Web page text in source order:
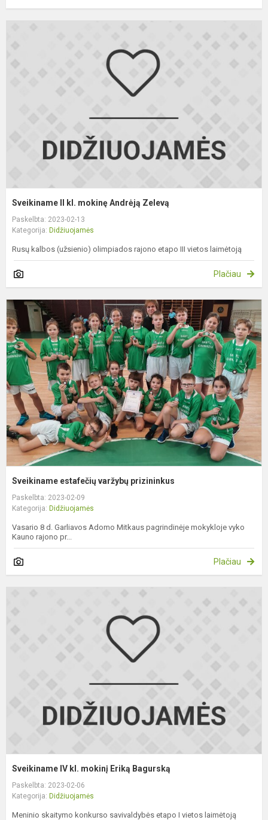
Sveikiname II kl. mokinę Andrėją Zelevą
Paskelbta: 2023-02-13
Kategorija: Didžiuojamės
Rusų kalbos (užsienio) olimpiados rajono etapo III vietos laimėtoją
Plačiau
Sveikiname estafečių varžybų prizininkus
Paskelbta: 2023-02-09
Kategorija: Didžiuojamės
Vasario 8 d. Garliavos Adomo Mitkaus pagrindinėje mokykloje vyko
Kauno rajono pr...
Plačiau
Sveikiname IV kl. mokinį Eriką Bagurską
Paskelbta: 2023-02-06
Kategorija: Didžiuojamės
Meninio skaitymo konkurso savivaldybės etapo I vietos laimėtoją